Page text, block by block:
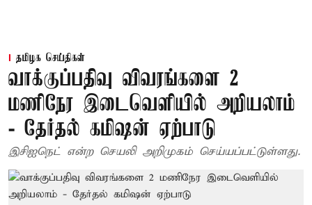
தமிழக செய்திகள்
வாக்குப்பதிவு விவரங்களை 2
மணிநேர இடைவெளியில் அறியலாம்
- தேர்தல் கமிஷன் ஏற்பாடு
இசிஐநெட் என்ற செயலி அறிமுகம் செய்யப்பட்டுள்ளது.